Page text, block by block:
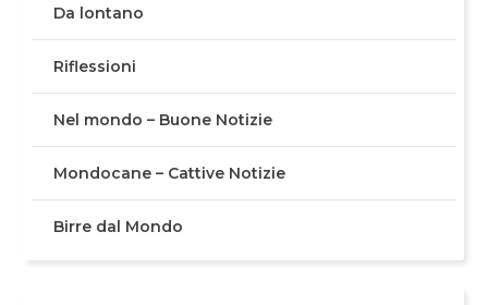
Da lontano
Riflessioni
Nel mondo – Buone Notizie
Mondocane – Cattive Notizie
Birre dal Mondo